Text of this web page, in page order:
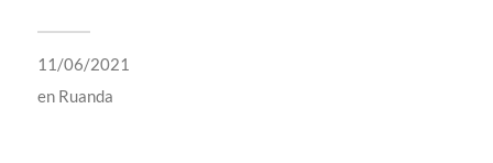
11/06/2021
en Ruanda